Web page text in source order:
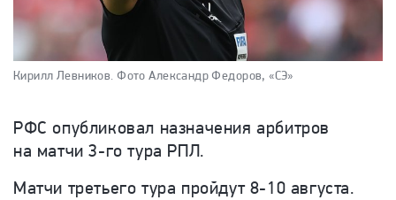
Кирилл Левников. Фото Александр Федоров, «СЭ»
РФС опубликовал назначения арбитров
на матчи 3-го тура РПЛ.
Матчи третьего тура пройдут 8-10 августа.